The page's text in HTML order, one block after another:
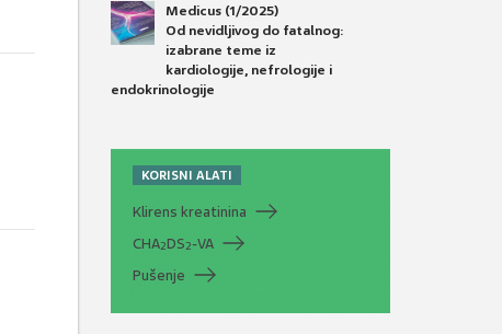
Medicus (1/2025)
Od nevidljivog do fatalnog:
izabrane teme iz
kardiologije, nefrologije i
endokrinologije
KORISNI ALATI
Klirens kreatinina
CHA2DS2-VA
Pušenje